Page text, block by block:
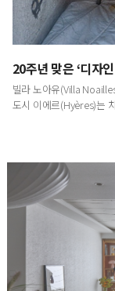
20주년 맞은 ‘디자
빌라 노아유(Villa